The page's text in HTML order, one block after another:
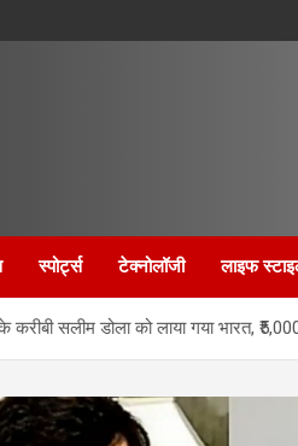
स्पोर्ट्स टेक्नोलॉजी लाइफ
करीबी सलीम डोला को लाया गया भारत,